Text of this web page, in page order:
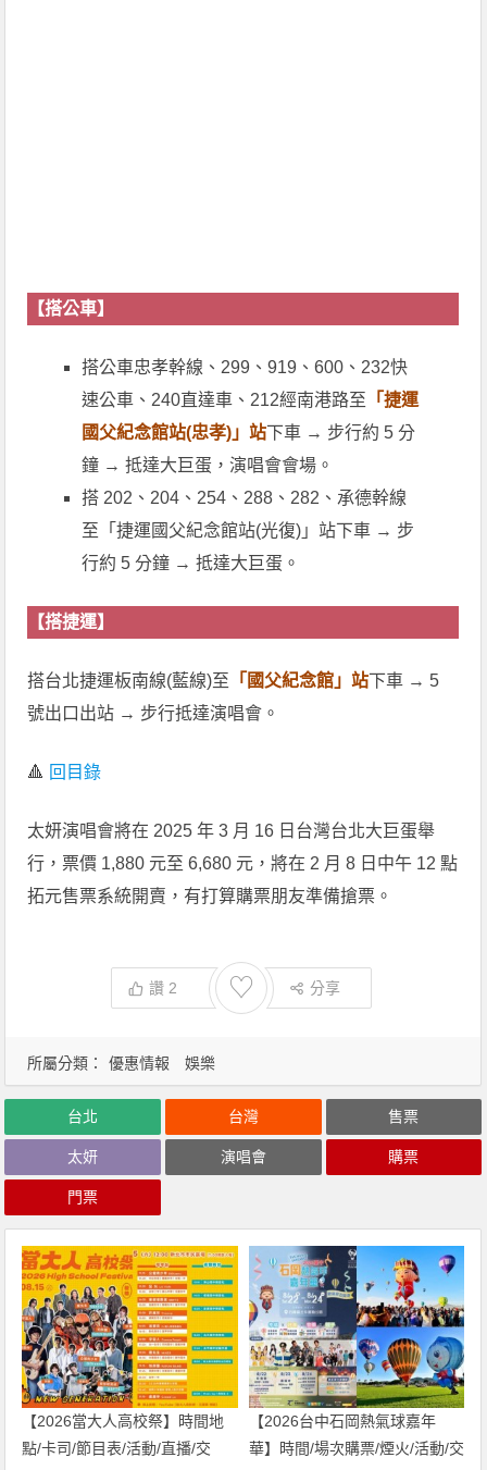
【搭公車】
搭公車忠孝幹線、299、919、600、232快
速公車、240直達車、212經南港路至 「捷運
國父紀念館站(忠孝)」站下車 → 步行約 5 分
鐘 → 抵達大巨蛋，演唱會會場。
搭 202、204、254、288、282、承德幹線
至「捷運國父紀念館站(光復)」站下車 → 步
行約 5 分鐘 → 抵達大巨蛋。
【搭捷運】
搭台北捷運板南線(藍線)至 「國父紀念館」站下車 → 5
號出口出站 → 步行抵達演唱會。
🔺 回目錄
太妍演唱會將在 2025 年 3 月 16 日台灣台北大巨蛋舉
行，票價 1,880 元至 6,680 元，將在 2 月 8 日中午 12 點
拓元售票系統開賣，有打算購票朋友準備搶票。
讚2 ♡ 分享
所屬分類： 優惠情報 娛樂
台北 台灣 售票
太妍 演唱會 購票
門票
【2026當大人高校祭】時間地
點/卡司/節目表/活動/直播/交
【2026台中石岡熱氣球嘉年
華】時間/場次購票/煙火/活動/交